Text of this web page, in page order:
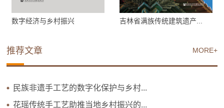
数字经济与乡村振兴 吉林省满族传统建筑遗产...
MORE+
推荐文章
民族非遗手工艺的数字化保护与乡村...
花瑶传统手工艺助推当地乡村振兴的...